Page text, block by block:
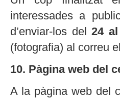
interessades a
d’enviar-los del24
(fotografia) al correu
10. Pàgina web del
A la pàgina web del